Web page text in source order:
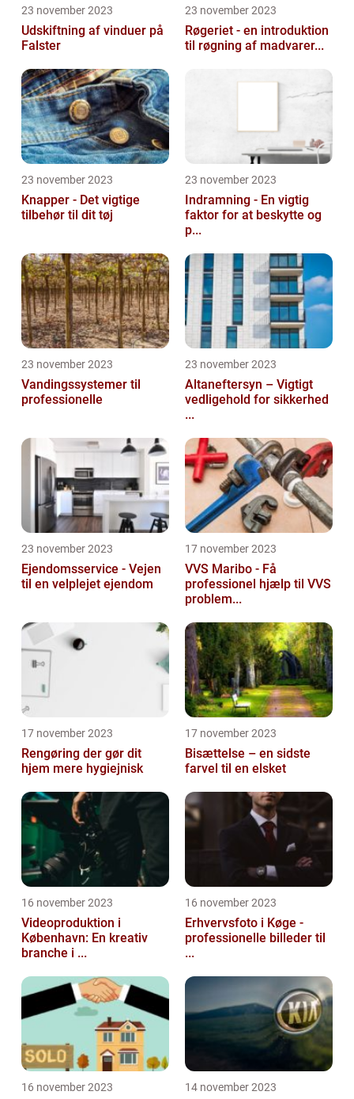
23 november 2023
Udskiftning af vinduer på
Falster
23 november 2023
Røgeriet - en introduktion
til røgning af madvarer...
23 november 2023
Knapper - Det vigtige
tilbehør til dit tøj
23 november 2023
Indramning - En vigtig
faktor for at beskytte og
p...
23 november 2023
Vandingssystemer til
professionelle
23 november 2023
Altaneftersyn – Vigtigt
vedligehold for sikkerhed
...
23 november 2023
Ejendomsservice - Vejen
til en velplejet ejendom
17 november 2023
VVS Maribo - Få
professionel hjælp til VVS
problem...
17 november 2023
Rengøring der gør dit
hjem mere hygiejnisk
17 november 2023
Bisættelse – en sidste
farvel til en elsket
16 november 2023
Videoproduktion i
København: En kreativ
branche i ...
16 november 2023
Erhvervsfoto i Køge -
professionelle billeder til
...
16 november 2023 14 november 2023